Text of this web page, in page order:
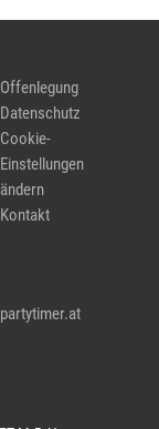
Offenlegung
Datenschutz
Cookie-
Einstellungen
ändern
Kontakt
partytimer.at